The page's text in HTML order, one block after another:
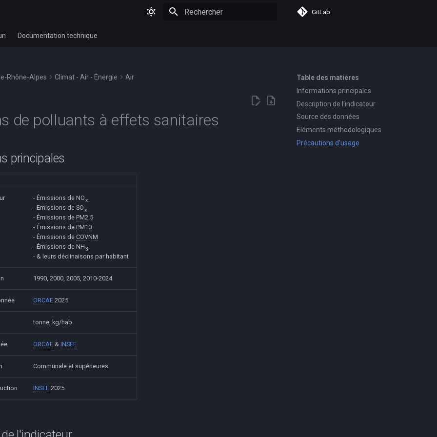
GitLab
Documentation technique
Table des matières
Informations principales
Description de l'indicateur
Source des données
Eléments méthodologiques
Précautions d'usage
Rhône-Alpes Climat - Air - Énergie Air
de polluants à effets sanitaires
principales
- Émissions de NOx
- Emissions de SOx
- Émissions de PM2.5
- Émissions de PM10
- Émissions de COVNM
- Émissions de NH3
- & leurs déclinaisons par habitant
1990, 2000, 2005, 2010-2024
ORCAE 2025
tonne, kg/hab
ORCAE & INSEE
Communale et supérieures
INSEE 2025